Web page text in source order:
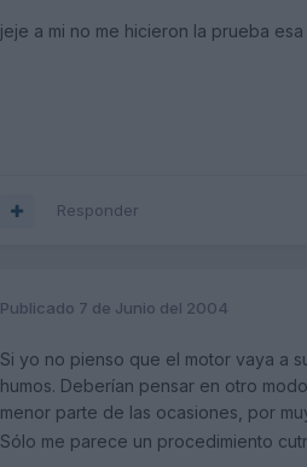
jeje a mi no me hicieron la prueba
Responder
Publicado 7 de Junio del 2004
Si yo no pienso que el motor vaya a
humos. Deberían pensar en otro
menor parte de las ocasiones, por
Sólo me parece un procedimiento